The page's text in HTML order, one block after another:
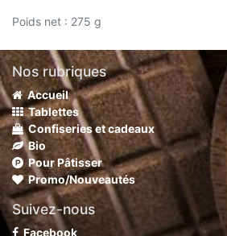
Poids net : 275 g
Nos rubriques
Accueil
Tablettes
Confiseries et cadeaux
Bio
Pour Pâtisser
Promo/Nouveautés
Suivez-nous
Facebook